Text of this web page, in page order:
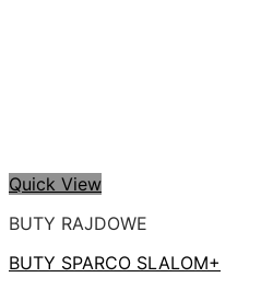
Quick View
BUTY RAJDOWE
BUTY SPARCO SLALOM+